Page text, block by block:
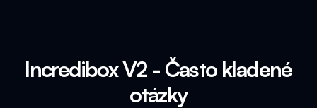
Incredibox V2 - Často kladené
otázky